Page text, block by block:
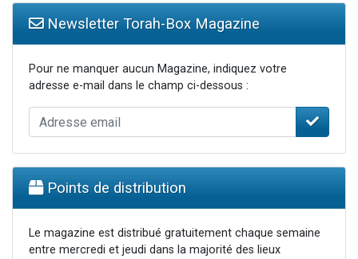
Newsletter Torah-Box Magazine
Pour ne manquer aucun Magazine, indiquez votre
adresse e-mail dans le champ ci-dessous :
Points de distribution
Le magazine est distribué gratuitement chaque semaine
entre mercredi et jeudi dans la majorité des lieux